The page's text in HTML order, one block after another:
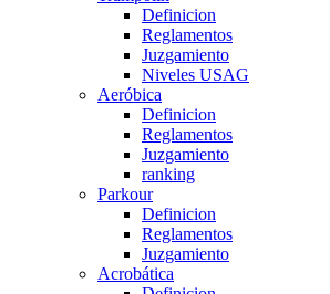
Definicion
Reglamentos
Juzgamiento
Niveles USAG
Aeróbica
Definicion
Reglamentos
Juzgamiento
ranking
Parkour
Definicion
Reglamentos
Juzgamiento
Acrobática